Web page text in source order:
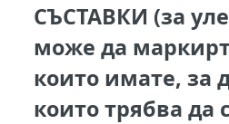
СЪСТАВКИ (за
може да
които имате, за
които трябва да